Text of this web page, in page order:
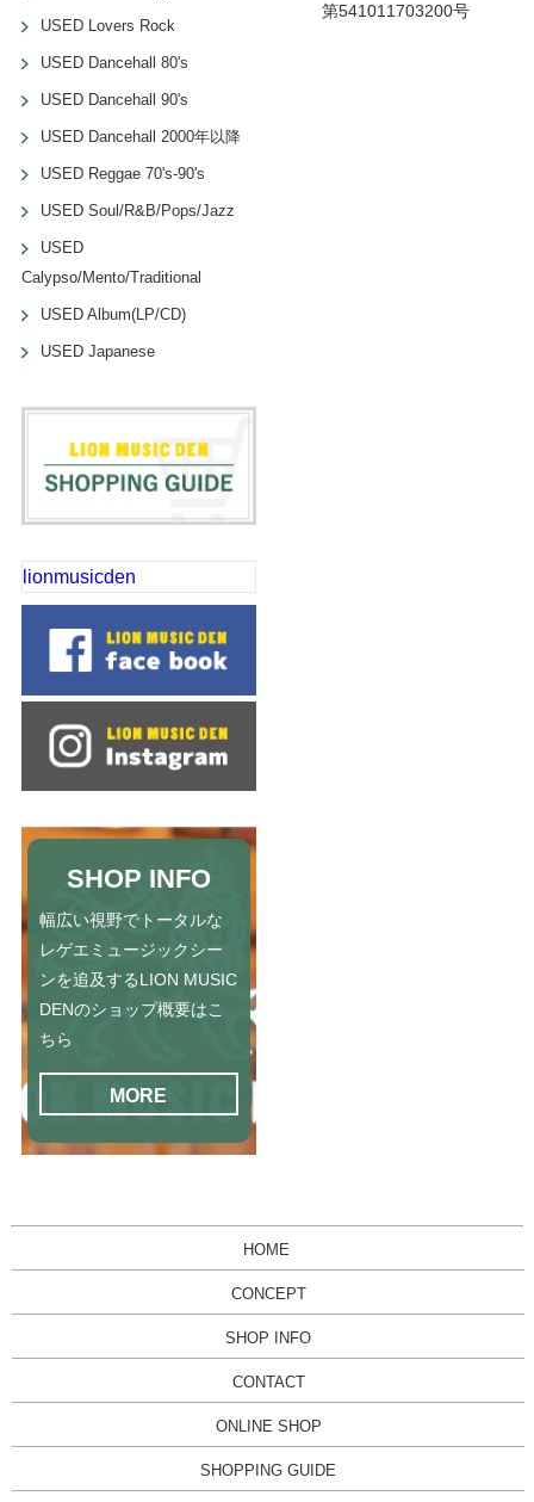
USED Lovers Rock
USED Dancehall 80's
USED Dancehall 90's
USED Dancehall 2000年以降
USED Reggae 70's-90's
USED Soul/R&B/Pops/Jazz
USED
Calypso/Mento/Traditional
USED Album(LP/CD)
USED Japanese
lionmusicden
SHOP INFO
幅広い視野でトータルな
レゲエミュージックシー
ンを追及するLION MUSIC
DENのショップ概要はこ
ちら
MORE
第541011703200号
HOME
CONCEPT
SHOP INFO
CONTACT
ONLINE SHOP
SHOPPING GUIDE